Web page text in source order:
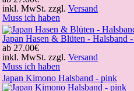
inkl. MwSt. zzgl. Versand
Muss ich haben
Japan Hasen & Blüten - Halsband
ab 27.00€
inkl. MwSt. zzgl. Versand
Muss ich haben
Japan Kimono Halsband - pink